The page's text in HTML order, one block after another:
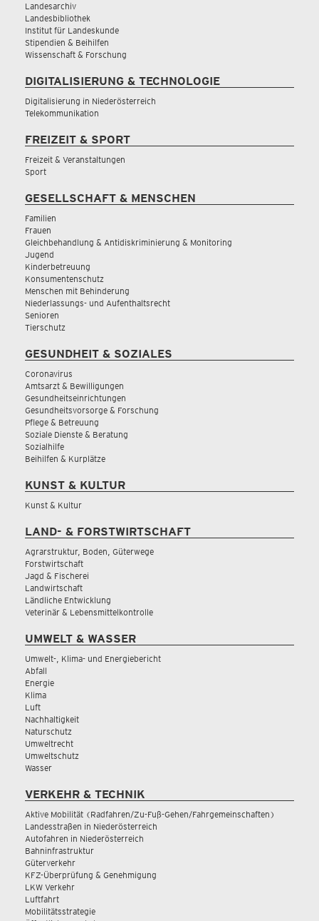
Landesarchiv
Landesbibliothek
Institut für Landeskunde
Stipendien & Beihilfen
Wissenschaft & Forschung
DIGITALISIERUNG & TECHNOLOGIE
Digitalisierung in Niederösterreich
Telekommunikation
FREIZEIT & SPORT
Freizeit & Veranstaltungen
Sport
GESELLSCHAFT & MENSCHEN
Familien
Frauen
Gleichbehandlung & Antidiskriminierung & Monitoring
Jugend
Kinderbetreuung
Konsumentenschutz
Menschen mit Behinderung
Niederlassungs- und Aufenthaltsrecht
Senioren
Tierschutz
GESUNDHEIT & SOZIALES
Coronavirus
Amtsarzt & Bewilligungen
Gesundheitseinrichtungen
Gesundheitsvorsorge & Forschung
Pflege & Betreuung
Soziale Dienste & Beratung
Sozialhilfe
Beihilfen & Kurplätze
KUNST & KULTUR
Kunst & Kultur
LAND- & FORSTWIRTSCHAFT
Agrarstruktur, Boden, Güterwege
Forstwirtschaft
Jagd & Fischerei
Landwirtschaft
Ländliche Entwicklung
Veterinär & Lebensmittelkontrolle
UMWELT & WASSER
Umwelt-, Klima- und Energiebericht
Abfall
Energie
Klima
Luft
Nachhaltigkeit
Naturschutz
Umweltrecht
Umweltschutz
Wasser
VERKEHR & TECHNIK
Aktive Mobilität (Radfahren/Zu-Fuß-Gehen/Fahrgemeinschaften)
Landesstraßen in Niederösterreich
Autofahren in Niederösterreich
Bahninfrastruktur
Güterverkehr
KFZ-Überprüfung & Genehmigung
LKW Verkehr
Luftfahrt
Mobilitätsstrategie